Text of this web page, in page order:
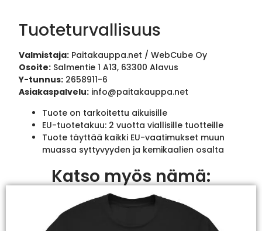
Tuoteturvallisuus
Valmistaja: Paitakauppa.net / WebCube Oy
Osoite: Salmentie 1 A13, 63300 Alavus
Y-tunnus: 2658911-6
Asiakaspalvelu: info@paitakauppa.net
Tuote on tarkoitettu aikuisille
EU-tuotetakuu: 2 vuotta viallisille tuotteille
Tuote täyttää kaikki EU-vaatimukset muun
muassa syttyvyyden ja kemikaalien osalta
Katso myös nämä: